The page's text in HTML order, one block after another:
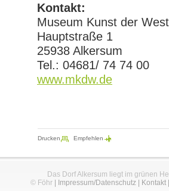
Kontakt:
Museum Kunst der
Hauptstraße 1
25938 Alkersum
Tel.: 04681/ 74 74 00
www.mkdw.de
Drucken Empfehlen
Das Dorf Alkersum liegt im grünen
© Föhr| Impressum/Datenschutz| Kontakt